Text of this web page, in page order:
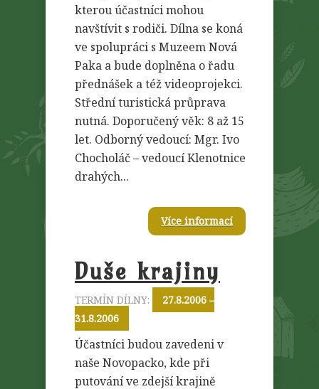
kterou účastníci mohou
navštívit s rodiči. Dílna se koná
ve spolupráci s Muzeem Nová
Paka a bude doplněna o řadu
přednášek a též videoprojekci.
Střední turistická průprava
nutná. Doporučený věk: 8 až 15
let. Odborný vedoucí: Mgr. Ivo
Chocholáč – vedoucí Klenotnice
drahých...
Více informací
Duše krajiny
TERMÍN DÍLNY:
27.8.2006 –
31.8.2006
Účastníci budou zavedeni v
naše Novopacko, kde při
putování ve zdejší krajině